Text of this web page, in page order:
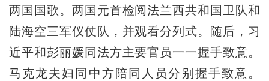
两国国歌。两国元首检阅法兰西共和国卫队和
陆海空三军仪仗队，并观看分列式。随后，习
近平和彭丽媛同法方主要官员一一握手致意。
马克龙夫妇同中方陪同人员分别握手致意。